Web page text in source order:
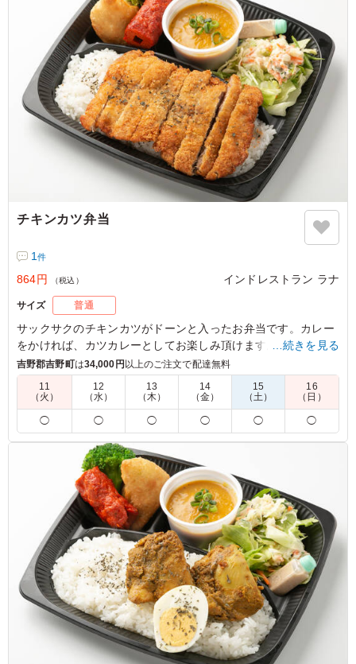
チキンカツ弁当
1件
864円 （税込） インドレストラン ラナ
サイズ 普通
サックサクのチキンカツがドーンと入ったお弁当です。カレー
をかければ、カツカレーとしてお楽しみ頂けます。インドレス
トラン ラナのチキンカツは薄めなのが特徴で、軽くお召し上が
り頂けます。
※選べるカレーは「チキンカレー」「キーマカレー」「ほうれ
ん草カレー」「バターチキンカレー(＋50円)」から1種類を下
記のプルダウンよりお選びください。
子供たちのお弁当にしたが、カレーもそれほど辛くなく子
供でも食べれた。 カレーは、後味が少しスパイシーで、
子供によっては辛いという子もいた。
ご利用シーン：懇親会›集会
大阪府大阪市東住吉区北田辺2025/11/18
…続きを見る
吉野郡吉野町は34,000円以上のご注文で配達無料
11
（火）
12
（水）
13
（木）
14
（金）
15
（土）
16
（日）
◯ ◯ ◯ ◯ ◯ ◯